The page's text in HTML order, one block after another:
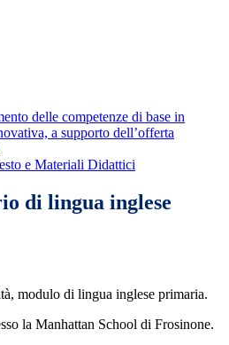
delle competenze di base in
a supporto dell’offerta
e Materiali Didattici
di lingua inglese
modulo di lingua inglese primaria.
la Manhattan School di Frosinone.